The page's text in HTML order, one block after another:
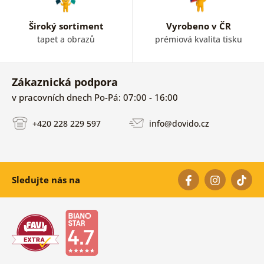
Široký sortiment
tapet a obrazů
Vyrobeno v ČR
prémiová kvalita tisku
Zákaznická podpora
v pracovních dnech Po-Pá: 07:00 - 16:00
+420 228 229 597 info@dovido.cz
Sledujte nás na